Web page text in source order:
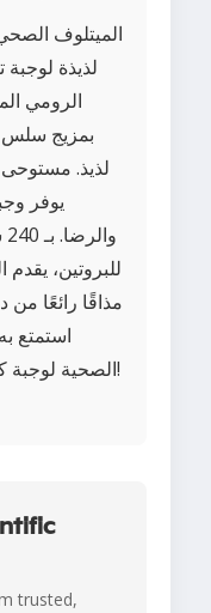
الميتلوف
لذيذة لوجبة
الرومي
بمزيج سلس
لذيذ. مستوحى
يوفر
للبروتين،
مذاقًا رائعًا
استمتع
الصحية لوجبة كاملة تدفئ قلبك وتغذي جسمك!
trusted,